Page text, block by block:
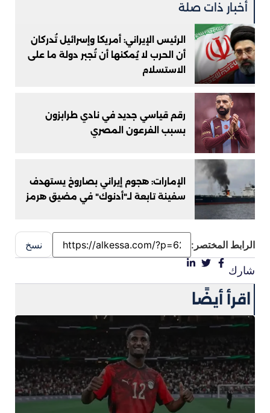
أخبار ذات صلة
الرئيس الإيراني: أمريكا وإسرائيل تُدركان
أن الحرب لا يُمكنها أن تُجبر دولة ما على
الاستسلام
رقم قياسي جديد في نادي طرابزون
بسبب الفرعون المصري
الإمارات: هجوم إيراني بصاروخ يستهدف
سفينة تابعة لـ"أدنوك" في مضيق هرمز
الرابط المختصر: نسخ
شارك
اقرأ أيضًا